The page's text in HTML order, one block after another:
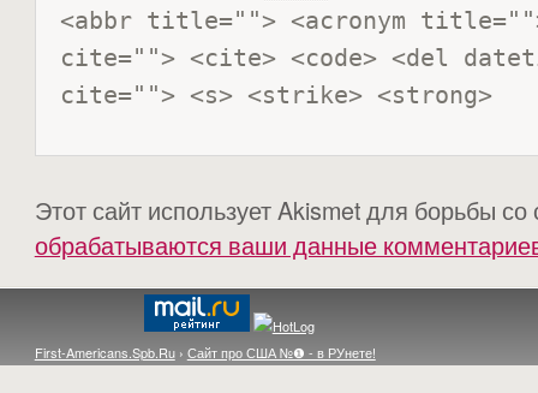
<abbr title=""> <acronym
cite=""> <cite> <code> <del
cite=""> <s> <strike> <strong>
Этот сайт использует Akismet для борьбы
обрабатываются ваши данные
First-Americans.Spb.Ru› Сайт про США №❶ - в РУнете!